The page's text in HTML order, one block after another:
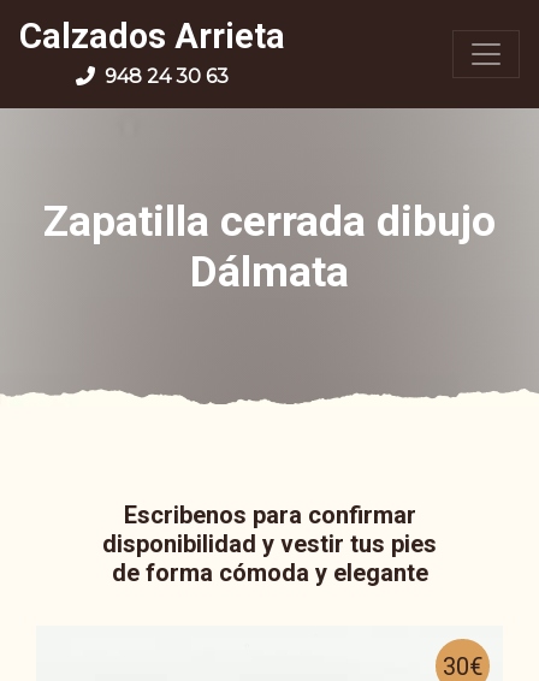
Calzados Arrieta
948 24 30 63
Zapatilla cerrada dibujo
Dálmata
Escribenos para confirmar
disponibilidad y vestir tus pies
de forma cómoda y elegante
30€